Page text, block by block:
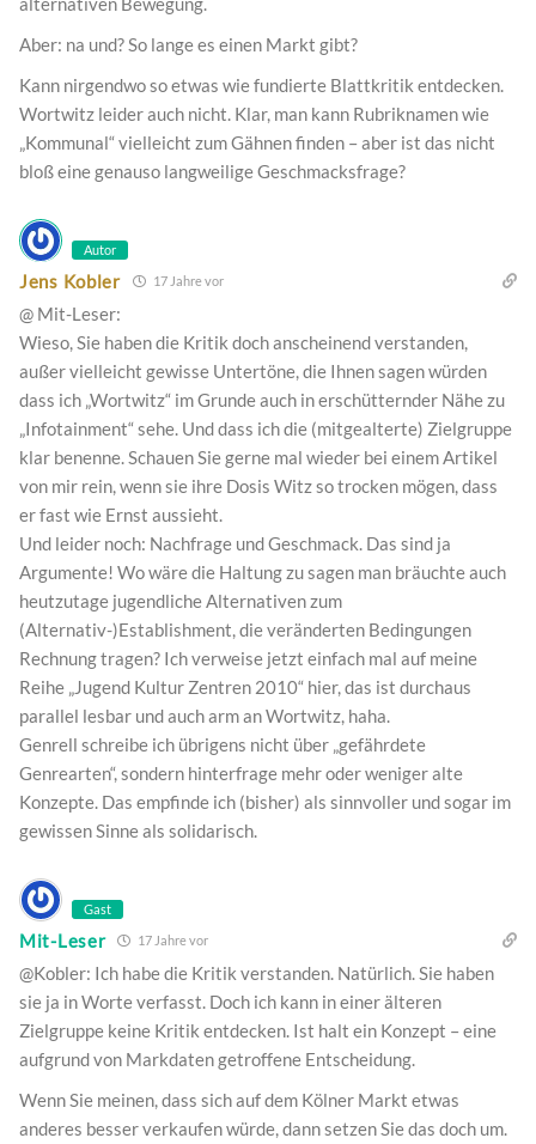
Aber: na und? So lange es einen Markt gibt?
Kann nirgendwo so etwas wie fundierte Blattkritik entdecken.
Wortwitz leider auch nicht. Klar, man kann Rubriknamen wie
„Kommunal“ vielleicht zum Gähnen finden – aber ist das nicht
bloß eine genauso langweilige Geschmacksfrage?
Autor
Jens Kobler 17 Jahre vor
@ Mit-Leser:
Wieso, Sie haben die Kritik doch anscheinend verstanden,
außer vielleicht gewisse Untertöne, die Ihnen sagen würden
dass ich „Wortwitz“ im Grunde auch in erschütternder Nähe zu
„Infotainment“ sehe. Und dass ich die (mitgealterte) Zielgruppe
klar benenne. Schauen Sie gerne mal wieder bei einem Artikel
von mir rein, wenn sie ihre Dosis Witz so trocken mögen, dass
er fast wie Ernst aussieht.
Und leider noch: Nachfrage und Geschmack. Das sind ja
Argumente! Wo wäre die Haltung zu sagen man bräuchte auch
heutzutage jugendliche Alternativen zum
(Alternativ-)Establishment, die veränderten Bedingungen
Rechnung tragen? Ich verweise jetzt einfach mal auf meine
Reihe „Jugend Kultur Zentren 2010“ hier, das ist durchaus
parallel lesbar und auch arm an Wortwitz, haha.
Genrell schreibe ich übrigens nicht über „gefährdete
Genrearten“, sondern hinterfrage mehr oder weniger alte
Konzepte. Das empfinde ich (bisher) als sinnvoller und sogar im
gewissen Sinne als solidarisch.
Gast
Mit-Leser 17 Jahre vor
@Kobler: Ich habe die Kritik verstanden. Natürlich. Sie haben
sie ja in Worte verfasst. Doch ich kann in einer älteren
Zielgruppe keine Kritik entdecken. Ist halt ein Konzept – eine
aufgrund von Markdaten getroffene Entscheidung.
Wenn Sie meinen, dass sich auf dem Kölner Markt etwas
anderes besser verkaufen würde, dann setzen Sie das doch um.